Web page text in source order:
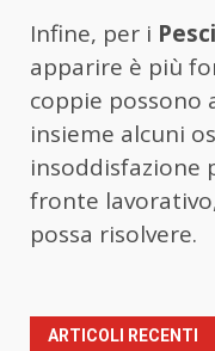
Infine, per i Pesci
apparire è più
coppie possono
insieme alcuni
insoddisfazione
fronte
possa risolvere.
ARTICOLI RECENTI